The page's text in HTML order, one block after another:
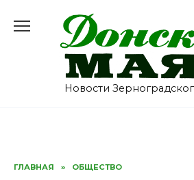
содержанию
Новости
ГЛАВНАЯ » ОБЩЕСТВО